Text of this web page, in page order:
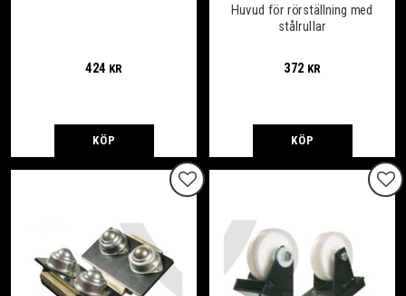
424 KR
KÖP
Huvud för rörställning med
stålrullar
372 KR
KÖP
Lägg till i favoriter